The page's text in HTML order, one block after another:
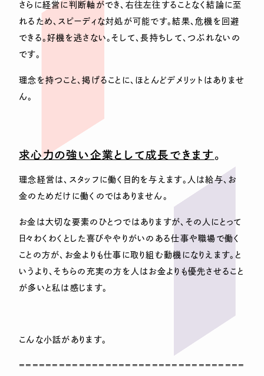
さらに経営に判断軸ができ、右往左往することなく結論に至
れるため、スピーディな対処が可能です。結果、危機を回避
できる。好機を逃さない。そして、長持ちして、つぶれないの
です。
理念を持つこと、掲げることに、ほとんどデメリットはありませ
ん。
求心力の強い企業として成長できます 。
理念経営は、スタッフに働く目的を与えます。人は給与、お
金のためだけに働くのではありません。
お金は大切な要素のひとつではありますが、その人にとって
日々わくわくとした喜びややりがいのある仕事や職場で働く
ことの方が、お金よりも仕事に取り組む動機になりえます。と
いうより、そちらの充実の方を人はお金よりも優先させること
が多いと私は感じます。
こんな小話があります。
==================================